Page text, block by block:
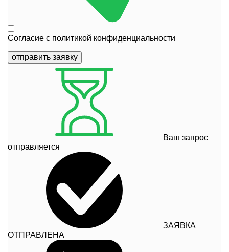
Согласие с политикой конфиденциальности
отправить заявку
Ваш запрос
отправляется
ЗАЯВКА
ОТПРАВЛЕНА